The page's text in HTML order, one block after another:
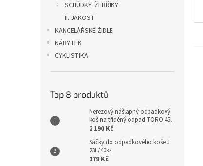
SCHŮDKY, ŽEBŘÍKY
II. JAKOST
KANCELÁŘSKÉ ŽIDLE
NÁBYTEK
CYKLISTIKA
Top 8 produktů
Nerezový nášlapný odpadkový
koš na tříděný odpad TORO 45l
2 190 Kč
Sáčky do odpadkového koše J
23L/40ks
179 Kč